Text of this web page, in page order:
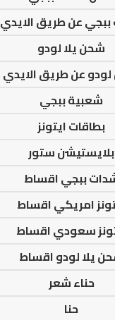
عن طريق الايدي
شحن يلا لودو
عن طريق الايدي
شعبية ببجي
بطاقات ايتونز
بلايستيشن ستور
ببجي اقساط
امريكي اقساط
سعودي اقساط
يلا لودو اقساط
حناء شعر
حنا